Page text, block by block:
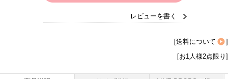
レビューを書く
[送料について
]
[お1人様2点限り]